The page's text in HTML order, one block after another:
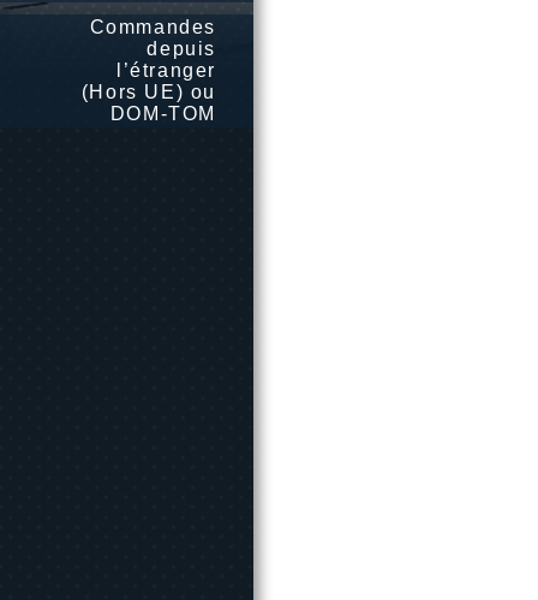
Commandes
depuis
l’étranger
(Hors UE) ou
DOM-TOM